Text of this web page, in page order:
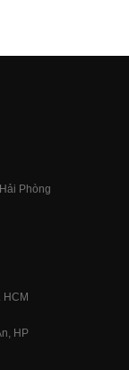
Phòng
HCM
HP